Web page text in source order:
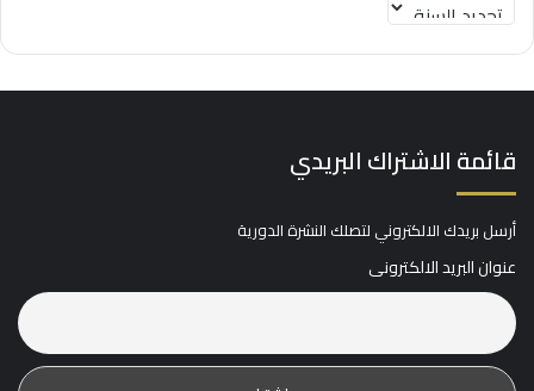
قائمة الاشتراك البريدي
أرسل بريدك الالكتروني لتصلك النشرة الدورية
عنوان البريد الالكترونى